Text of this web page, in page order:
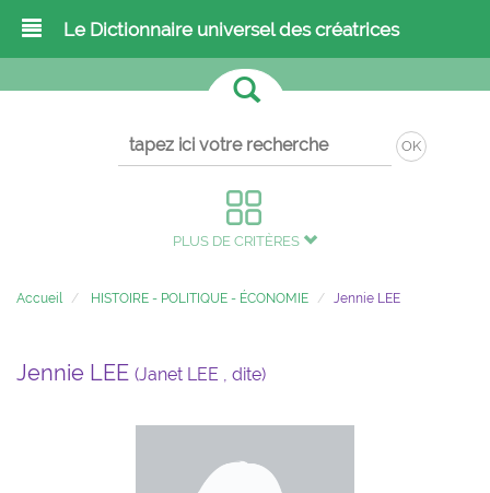
Le Dictionnaire universel des créatrices
OK
PLUS DE CRITÈRES
Accueil HISTOIRE - POLITIQUE - ÉCONOMIE Jennie LEE
Jennie LEE (Janet LEE , dite)